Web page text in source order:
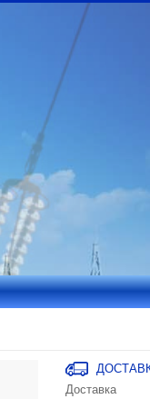
Доставка